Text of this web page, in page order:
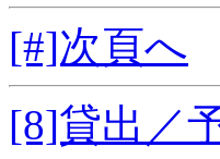
[#]次頁へ
[8]貸出／